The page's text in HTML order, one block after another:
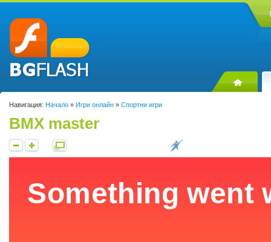
Навигация: Начало » Игри онлайн » Спортни игри
BMX master